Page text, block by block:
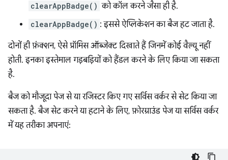
clearAppBadge() को कॉल करने जैसा ही है.
clearAppBadge() : इससे ऐप्लिकेशन का बैज हट जाता है.
दोनों ही फ़ंक्शन, ऐसे प्रॉमिस ऑब्जेक्ट दिखाते हैं जिनमें कोई वैल्यू नहीं
होती. इनका इस्तेमाल गड़बड़ियों को हैंडल करने के लिए किया जा सकता
है.
बैज को मौजूदा पेज से या रजिस्टर किए गए सर्विस वर्कर से सेट किया जा
सकता है. बैज सेट करने या हटाने के लिए, फ़ोरग्राउंड पेज या सर्विस वर्कर
में यह तरीका अपनाएं: